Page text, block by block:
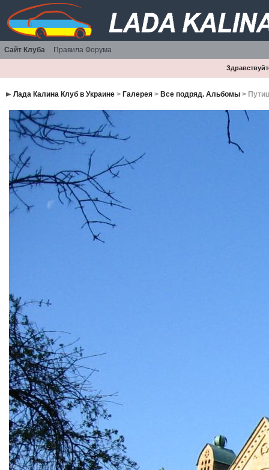
Сайт Клуба Правила Форума
Лада Калина Клуб в Украине> Галерея> Все подряд. Альбомы>